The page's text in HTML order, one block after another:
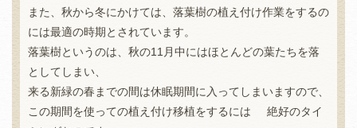
また、秋から冬にかけては、落葉樹の植え付け作業をするの
には最適の時期とされています。
落葉樹というのは、秋の11月中にはほとんどの葉たちを落
としてしまい、
来る新緑の春までの間は休眠期間に入ってしまいますので、
この期間を使っての植え付け移植をするには 絶好のタイ